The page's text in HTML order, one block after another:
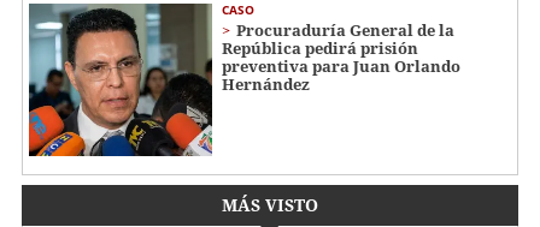
CASO
Procuraduría General de la
República pedirá prisión
preventiva para Juan Orlando
Hernández
MÁS VISTO